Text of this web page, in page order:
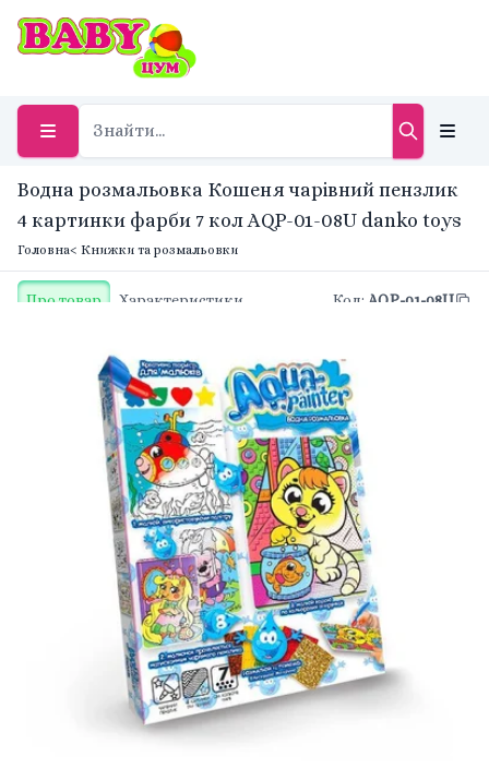
Водна розмальовка Кошеня чарівний пензлик
4 картинки фарби 7 кол AQP-01-08U danko toys
Головна< Книжки та розмальовки
Про товар Характеристики Код: AQP-01-08U